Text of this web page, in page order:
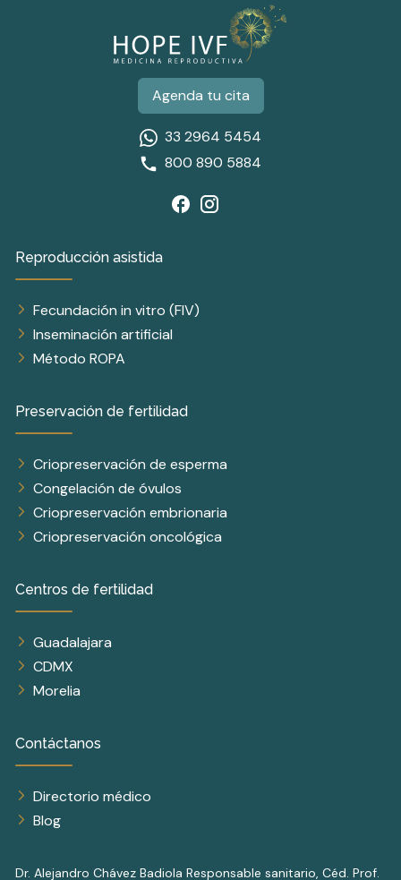
Agenda tu cita
33 2964 5454
800 890 5884
Reproducción asistida
Fecundación in vitro (FIV)
Inseminación artificial
Método ROPA
Preservación de fertilidad
Criopreservación de esperma
Congelación de óvulos
Criopreservación embrionaria
Criopreservación oncológica
Centros de fertilidad
Guadalajara
CDMX
Morelia
Contáctanos
Directorio médico
Blog
Dr. Alejandro Chávez Badiola Responsable sanitario, Céd. Prof.